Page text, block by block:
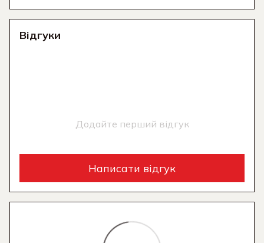
Відгуки
Додайте перший відгук
Написати відгук